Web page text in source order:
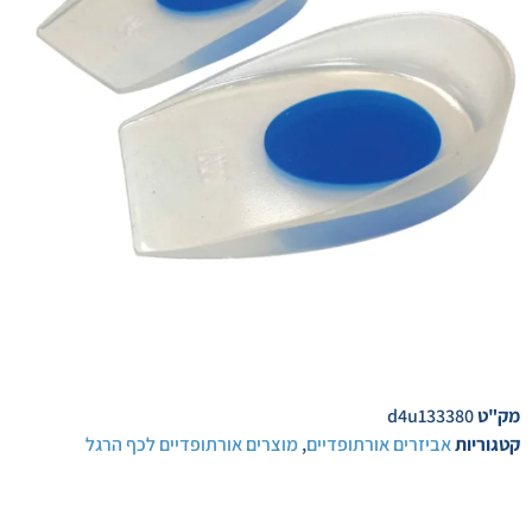
מק"טd4u133380
קטגוריותאביזרים אורתופדיים,מוצרים אורתופדיים לכף הרגל